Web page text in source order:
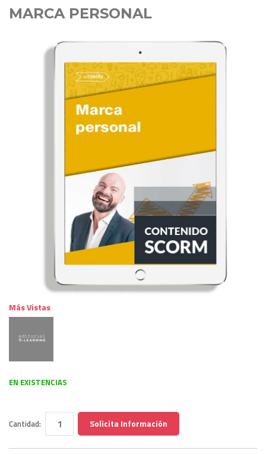
MARCA PERSONAL
Más Vistas
EN EXISTENCIAS
Cantidad: Solicita Información